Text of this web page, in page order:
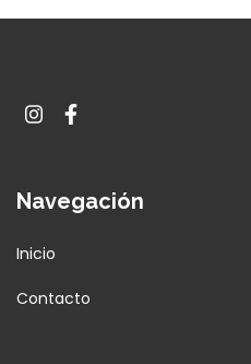
Navegación
Inicio
Contacto